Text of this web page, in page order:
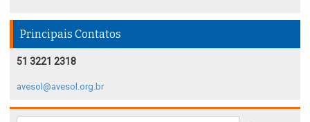
Principais Contatos
51 3221 2318
avesol@avesol.org.br